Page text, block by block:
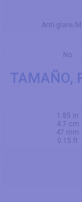
Anti-glare/
No
TAMAÑO,
1.85 in
4.7 cm
47 mm
0.15 ft